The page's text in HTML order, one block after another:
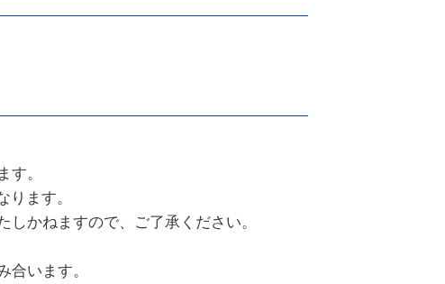
す。
ます。
かねますので、ご了承ください。
合います。